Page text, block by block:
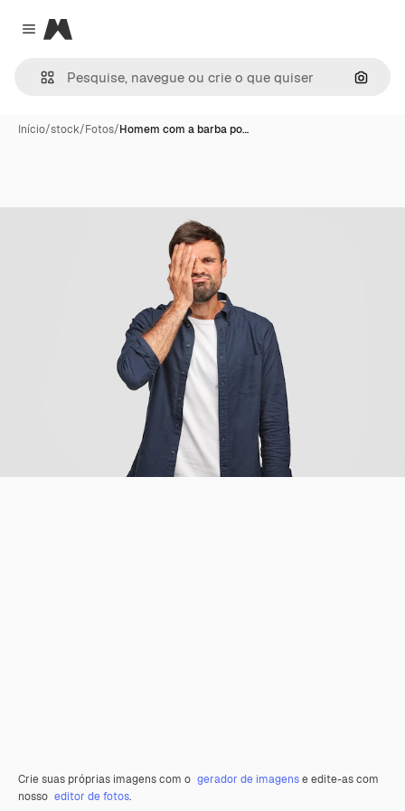
Close menu
Magnific
Início/stock/Fotos/Homem com a barba po…
Crie suas próprias imagens com o gerador de imagense edite-as com
nosso editor de fotos.